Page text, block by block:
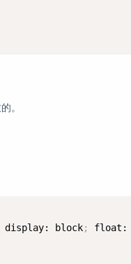
致的。
display: block;